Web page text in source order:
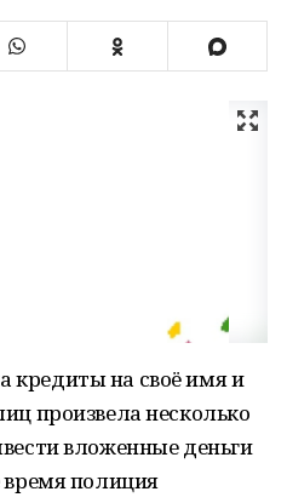
на своё имя и
произвела несколько
вложенные деньги
время полиция